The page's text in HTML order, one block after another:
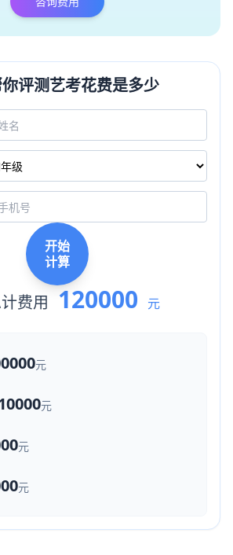
评测艺考花费是多少
开始
计算
费用 120000 元
元
元
元
元